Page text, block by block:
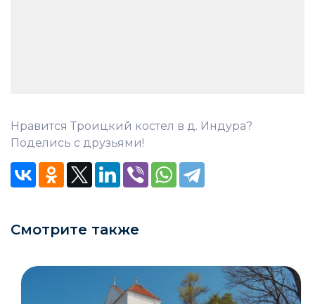
Нравится Троицкий костел в д. Индура?
Поделись с друзьями!
Смотрите также